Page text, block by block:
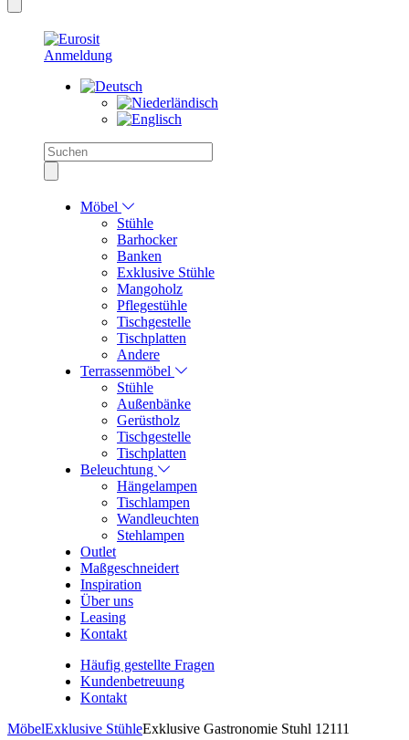
Anmeldung
Möbel
Stühle
Barhocker
Banken
Exklusive Stühle
Mangoholz
Pflegestühle
Tischgestelle
Tischplatten
Andere
Terrassenmöbel
Stühle
Außenbänke
Gerüstholz
Tischgestelle
Tischplatten
Beleuchtung
Hängelampen
Tischlampen
Wandleuchten
Stehlampen
Outlet
Maßgeschneidert
Inspiration
Über uns
Leasing
Kontakt
Häufig gestellte Fragen
Kundenbetreuung
Kontakt
MöbelExklusive StühleExklusive Gastronomie Stuhl 12111